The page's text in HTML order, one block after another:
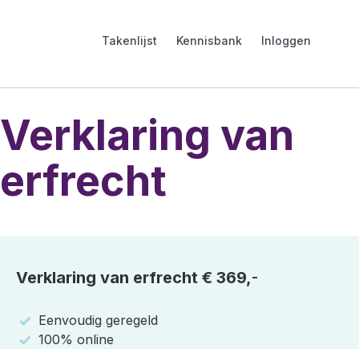
Takenlijst Kennisbank Inloggen
Verklaring van
erfrecht
Verklaring van erfrecht € 369,-
Eenvoudig geregeld
100% online